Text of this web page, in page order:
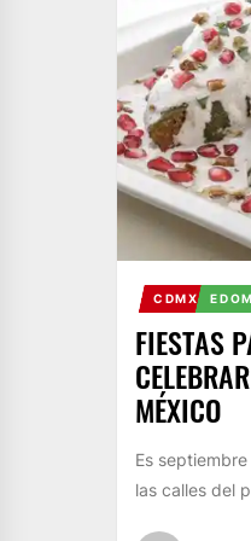
CDMX
FIESTAS
MÉXICO
Es
las calles del